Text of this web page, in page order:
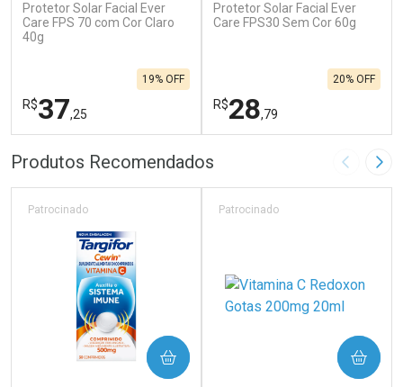
Protetor Solar Facial Ever
Care FPS 70 com Cor Claro
40g
R$37,25
19% OFF
FECHAR
Laboratório
FECHAR
Por Menos
Protetor Solar Facial Ever
Care FPS30 Sem Cor 60g
R$28,79
20% OFF
Laboratório
Por Menos
Produtos Recomendados Imagem
Patrocinado
COMPRAR
Patrocinado
COMPRAR